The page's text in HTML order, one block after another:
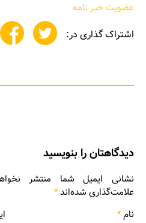
عضویت خبر نامه
اشتراک گذاری در:
دیدگاهتان را بنویسید
نشانی ایمیل شما منتشر
علامت‌گذاری شده‌اند*
نام*